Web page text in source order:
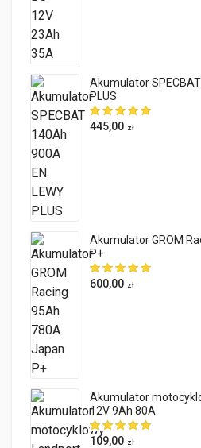
Akumulator
PLUS
445,00 zł
Akumulator GROM
P+
600,00 zł
Akumulator
12V 9Ah 80A
109,00 zł